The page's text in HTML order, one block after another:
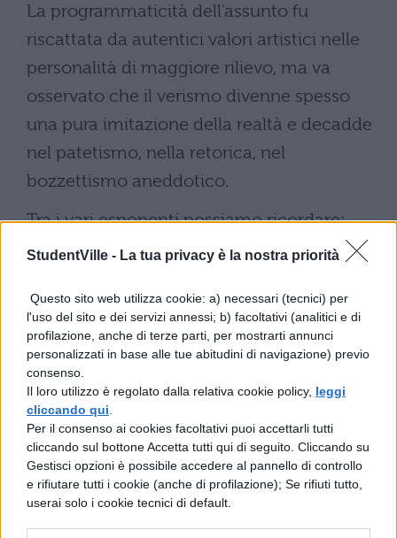
StudentVille - La tua privacy è la nostra priorità
Questo sito web utilizza cookie: a) necessari (tecnici) per
l'uso del sito e dei servizi annessi; b) facoltativi (analitici e di
profilazione, anche di terze parti, per mostrarti annunci
personalizzati in base alle tue abitudini di navigazione) previo
consenso.
Il loro utilizzo è regolato dalla relativa cookie policy, leggi
cliccando qui
Per il consenso ai cookies facoltativi puoi accettarli tutti
cliccando sul bottone Accetta tutti qui di seguito. Cliccando su
Gestisci opzioni è possibile accedere al pannello di controllo
e rifiutare tutti i cookie (anche di profilazione); Se rifiuti tutto,
userai solo i cookie tecnici di default.
La programmaticità dell'assunto fu
riscattata da autentici valori artistici nelle
personalità di maggiore rilievo, ma va
osservato che il verismo divenne spesso
una pura imitazione della realtà e decadde
nel patetismo, nella retorica, nel
bozzettismo aneddotico.
Tra i vari esponenti possiamo ricordare:
i fratelli Induno
i veneziani L. Nono e G. Favretto
S. De Tivoli
vari esponenti della scuola napoletana,
quali G. Toma, M. Cammarano, e A
Mancini